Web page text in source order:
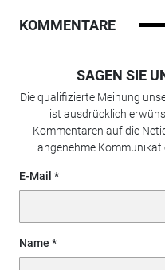
KOMMENTARE
SAGEN SIE
Die qualifizierte Meinung
ist ausdrücklich
Kommentaren auf die
angenehme
E-Mail
Name